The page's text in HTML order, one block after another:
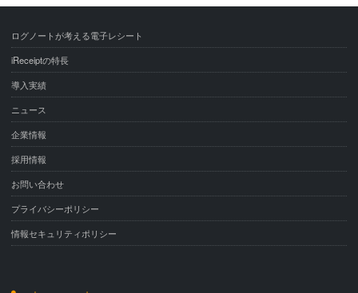
ログノートが考える電子レシート
iReceiptの特長
導入実績
ニュース
企業情報
採用情報
お問い合わせ
プライバシーポリシー
情報セキュリティポリシー